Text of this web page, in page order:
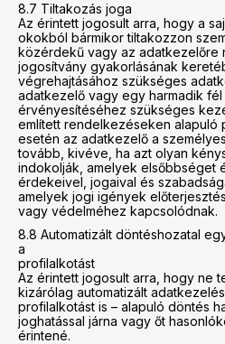
8.7 Tiltakozás joga
Az érintett jogosult arra, hogy a
okokból bármikor tiltakozzon
közérdekű vagy az adatkezelőre
jogosítvány gyakorlásának
végrehajtásához szükséges
adatkezelő vagy egy harmadik
érvényesítéséhez szükséges
említett rendelkezéseken alapuló
esetén az adatkezelő a
tovább, kivéve, ha azt olyan
indokolják, amelyek elsőbbséget
érdekeivel, jogaival és
amelyek jogi igények
vagy védelméhez kapcsolódnak.
8.8 Automatizált döntéshozatal
a
profilalkotást
Az érintett jogosult arra, hogy ne
kizárólag automatizált
profilalkotást is – alapuló döntés
joghatással járna vagy őt
érintené.